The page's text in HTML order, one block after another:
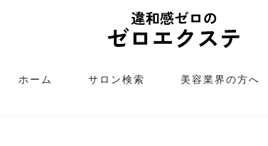
ホーム サロン検索 美容業界の方へ